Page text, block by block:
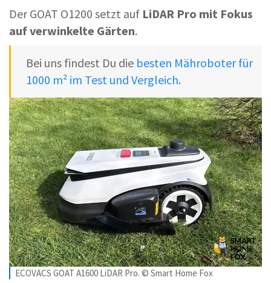
Der GOAT O1200 setzt auf LiDAR Pro mit Fokus
auf verwinkelte Gärten.
Bei uns findest Du die besten Mähroboter für
1000 m² im Test und Vergleich.
ECOVACS GOAT A1600 LiDAR Pro. © Smart Home Fox